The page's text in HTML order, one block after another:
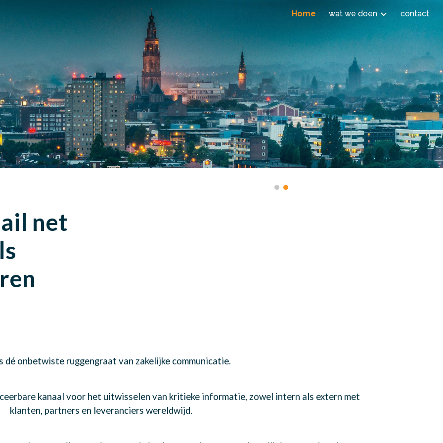
Skip to navigation Home wat we doen contact
net
dé onbetwiste ruggengraat van zakelijke communicatie.
kanaal voor het uitwisselen van kritieke informatie, zowel intern als extern met
klanten, partners en leveranciers wereldwijd.